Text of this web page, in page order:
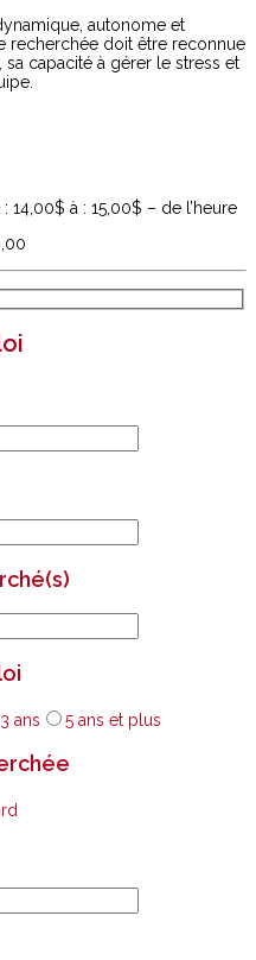
autonome et
recherchée doit être reconnue
capacité à gérer le stress et
à : 15,00$ – de l’heure
ans 5 ans et plus